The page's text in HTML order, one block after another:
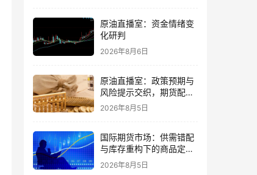
原油直播室：资金情绪变
化研判
2026年8月6日
原油直播室：政策预期与
风险提示交织，期货配置
需理性
2026年8月5日
国际期货市场：供需错配
与库存重构下的商品定价
再平衡
2026年8月5日